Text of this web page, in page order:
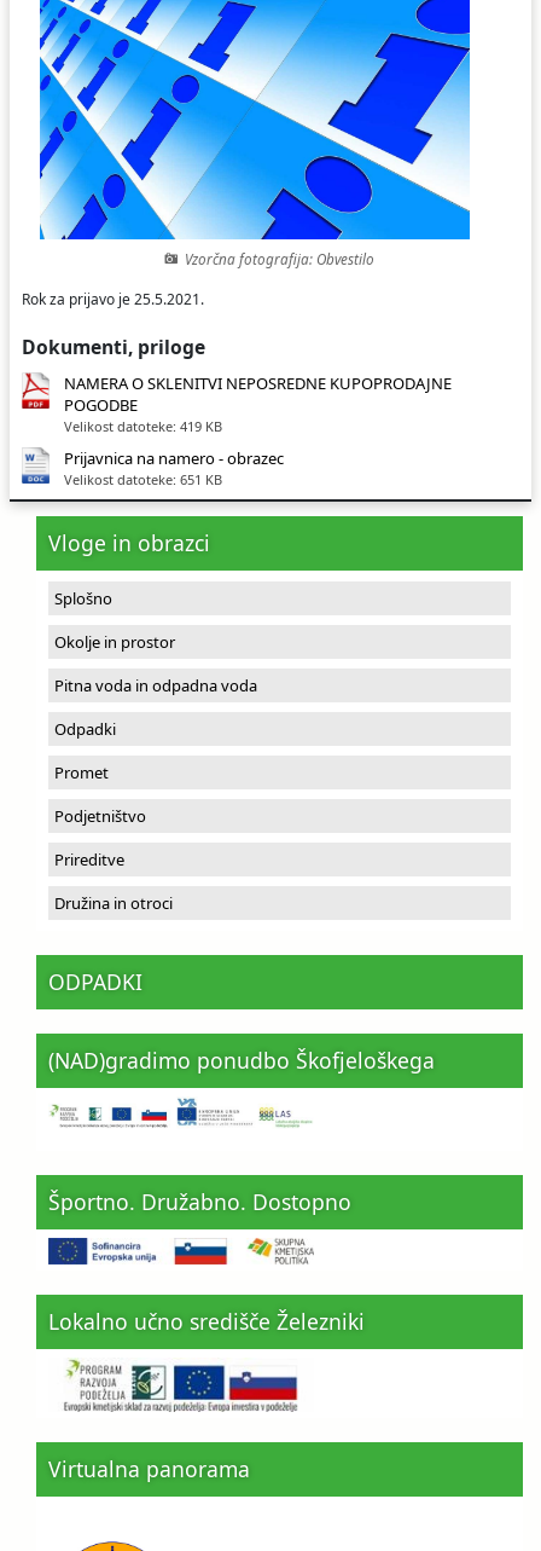
Vzorčna fotografija: Obvestilo
Rok za prijavo je 25.5.2021.
Dokumenti, priloge
NAMERA O SKLENITVI NEPOSREDNE KUPOPRODAJNE
POGODBE
Velikost datoteke: 419 KB
Prijavnica na namero - obrazec
Velikost datoteke: 651 KB
Vloge in obrazci
Splošno
Okolje in prostor
Pitna voda in odpadna voda
Odpadki
Promet
Podjetništvo
Prireditve
Družina in otroci
ODPADKI
(NAD)gradimo ponudbo Škofjeloškega
Športno. Družabno. Dostopno
Lokalno učno središče Železniki
Virtualna panorama
Ceniki
Fotogalerija
Varstvo osebnih podatkov
Katalog informacij javnega značaja
Proračun občine
Koledar odvoza odpadkov
Varuhov kotiček
Uradni dokumenti in povezave